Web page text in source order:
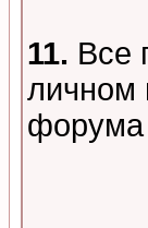
11. Все
личном
форума